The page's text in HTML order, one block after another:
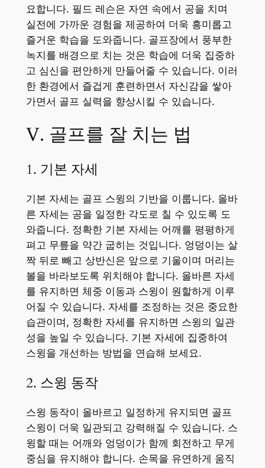
요합니다. 필드 레슨은 자연 속에서 공을 치며
실전에 가까운 경험을 제공하여 더욱 흥미롭고
즐거운 학습을 도와줍니다. 골프장에서 풍부한
녹지를 배경으로 치는 것은 학습에 더욱 집중하
고 심신을 편안하게 만들어줄 수 있습니다. 이러
한 환경에서 즐겁게 훈련하면서 자신감을 쌓아
가면서 골프 실력을 향상시킬 수 있습니다.
V. 골프를 잘 치는 법
1. 기본 자세
기본 자세는 골프 스윙의 기반을 이룹니다. 올바
른 자세는 공을 일정한 각도로 칠 수 있도록 도
와줍니다. 정확한 기본 자세는 어깨를 평평하게
펴고 무릎을 약간 굽히는 것입니다. 엉덩이는 살
짝 뒤로 빼고 상반신은 앞으로 기울이며 머리는
볼을 바라보도록 위치해야 합니다. 올바른 자세
를 유지하면 체중 이동과 스윙이 원할하게 이루
어질 수 있습니다. 자세를 조정하는 것은 중요한
습관이며, 정확한 자세를 유지하면 스윙의 일관
성을 높일 수 있습니다. 기본 자세에 집중하여
스윙을 개선하는 방법을 연습해 보세요.
2. 스윙 동작
스윙 동작이 올바르고 일정하게 유지되면 골프
스윙이 더욱 일관되고 강력해질 수 있습니다. 스
윙할 때는 어깨와 엉덩이가 함께 회전하고 무게
중심을 유지해야 합니다. 손목을 유연하게 움직